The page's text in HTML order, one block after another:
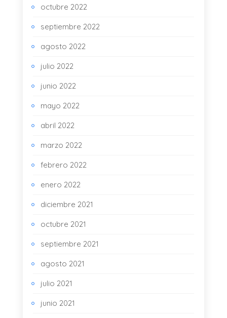
octubre 2022
septiembre 2022
agosto 2022
julio 2022
junio 2022
mayo 2022
abril 2022
marzo 2022
febrero 2022
enero 2022
diciembre 2021
octubre 2021
septiembre 2021
agosto 2021
julio 2021
junio 2021